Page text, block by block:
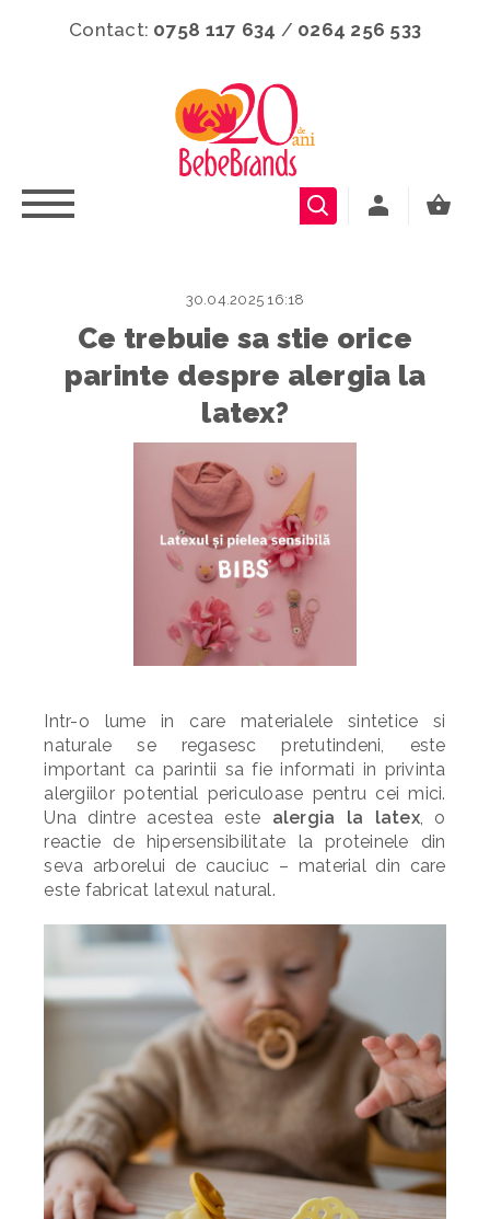
Contact: 0758 117 634 / 0264 256 533
Ce trebuie sa stie orice
parinte despre alergia la
latex?
30.04.2025 16:18
Intr-o lume in care materialele sintetice si
naturale se regasesc pretutindeni, este
important ca parintii sa fie informati in privinta
alergiilor potential periculoase pentru cei mici.
Una dintre acestea este alergia la latex, o
reactie de hipersensibilitate la proteinele din
seva arborelui de cauciuc – material din care
este fabricat latexul natural.